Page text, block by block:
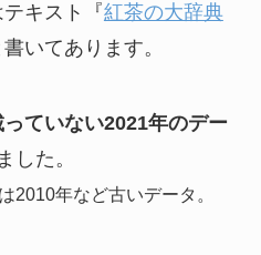
キスト『紅茶の大辞典
いてあります。
ていない2021年のデー
した。
年など古いデータ。